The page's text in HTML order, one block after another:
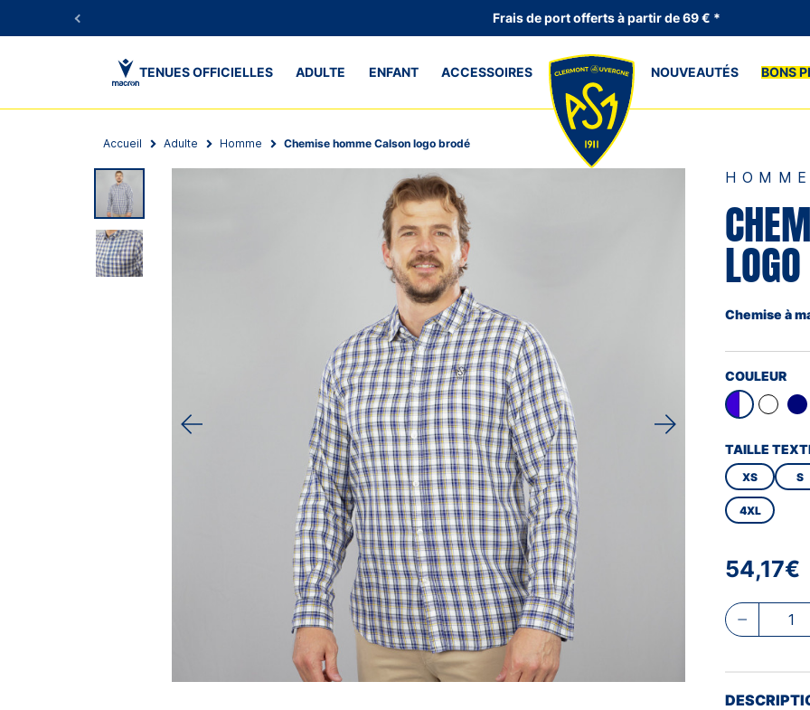
Frais de port offerts à partir de 69 € *
TENUES OFFICIELLES ADULTE ENFANT ACCESSOIRES NOUVEAUTÉS BONS
Accueil Adulte Homme Chemise homme Calson logo brodé
HOMME
Chemise à
COULEUR
TAILLE
XS S
4XL
54,17€